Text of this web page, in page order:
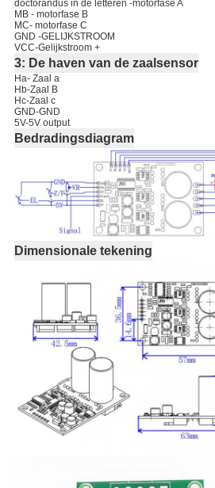
doctorandus in de letteren -motorfase A
MB - motorfase B
MC- motorfase C
GND -GELIJKSTROOM
VCC-Gelijkstroom +
3: De haven van de zaalsensor
Ha- Zaal a
Hb-Zaal B
Hc-Zaal c
GND-GND
5V-5V output
Bedradingsdiagram
Dimensionale tekening